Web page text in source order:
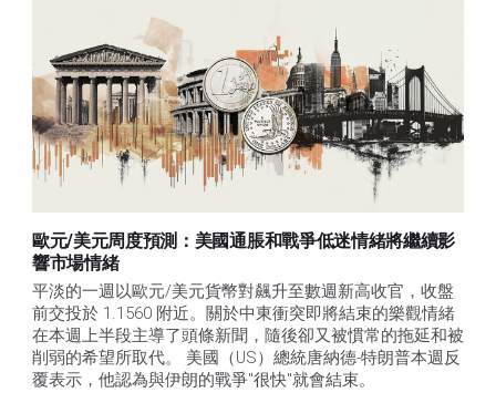
歐元/美元周度預測：美國通脹和戰爭低迷情緒將繼續影
響市場情緒
平淡的一週以歐元/美元貨幣對飆升至數週新高收官，收盤
前交投於 1.1560 附近。關於中東衝突即將結束的樂觀情緒
在本週上半段主導了頭條新聞，隨後卻又被慣常的拖延和被
削弱的希望所取代。 美國（US）總統唐納德-特朗普本週反
覆表示，他認為與伊朗的戰爭"很快"就會結束。